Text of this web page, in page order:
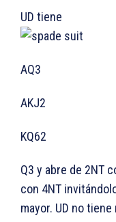
UD tiene
AQ3
AKJ2
KQ62
Q3 y abre de 2NT
con 4NT
mayor. UD no